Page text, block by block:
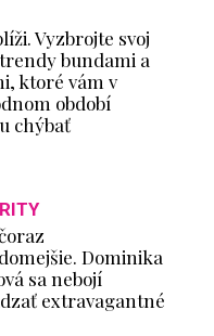
Vyzbrojte svoj
bundami a
ktoré vám v
období
chýbať
Dominika
sa nebojí
extravagantné